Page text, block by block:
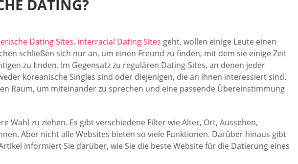
DATING?
Dating Sites, interracial Dating Sites geht, wollen einige Leute einen
schließen sich nur an, um einen Freund zu finden, mit dem sie einige Zeit
zu finden. Im Gegensatz zu regulären Dating-Sites, an denen jeder
koreanische Singles sind oder diejenigen, die an ihnen interessiert sind.
Raum, um miteinander zu sprechen und eine passende Übereinstimmung
Wahl zu ziehen. Es gibt verschiedene Filter wie Alter, Ort, Aussehen,
Aber nicht alle Websites bieten so viele Funktionen. Darüber hinaus gibt
informiert Sie darüber, wie Sie die beste Website für die Datierung eines